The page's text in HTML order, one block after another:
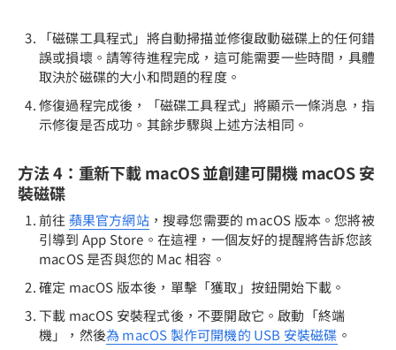
「磁碟工具程式」將自動掃描並修復啟動磁碟上的任何錯
誤或損壞。請等待進程完成，這可能需要一些時間，具體
取決於磁碟的大小和問題的程度。
修復過程完成後，「磁碟工具程式」將顯示一條消息，指
示修復是否成功。其餘步驟與上述方法相同。
方法 4：重新下載 macOS 並創建可開機 macOS 安
裝磁碟
前往 蘋果官方網站，搜尋您需要的 macOS 版本。您將被
引導到 App Store。在這裡，一個友好的提醒將告訴您該
macOS 是否與您的 Mac 相容。
確定 macOS 版本後，單擊「獲取」按鈕開始下載。
下載 macOS 安裝程式後，不要開啟它。啟動「終端
機」，然後為 macOS 製作可開機的 USB 安裝磁碟 。